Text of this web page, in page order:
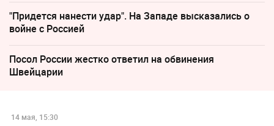
"Придется нанести удар". На Западе высказались о
войне с Россией
Посол России жестко ответил на обвинения
Швейцарии
14 мая, 15:30